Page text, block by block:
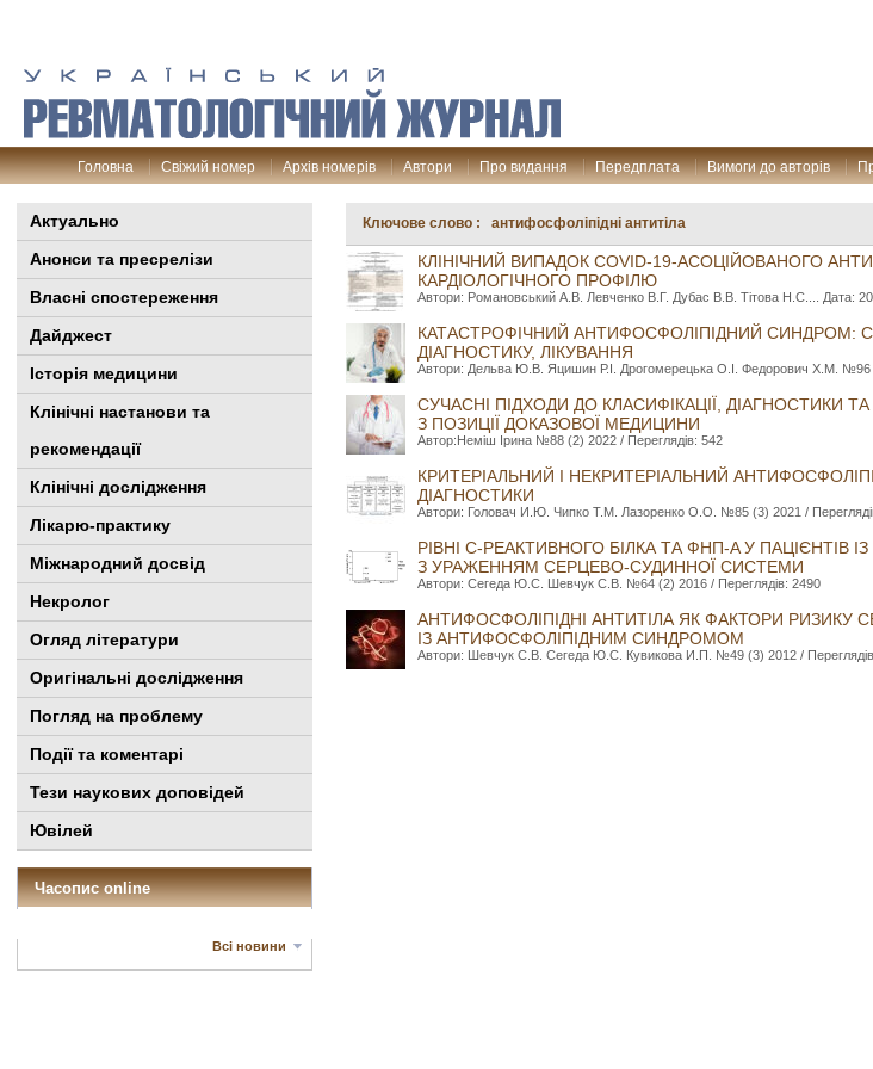
Головна Свіжий номер Архів номерів Автори Про видання Передплата Вимоги до авторів
Актуально
Анонси та пресрелізи
Власні спостереження
Дайджест
Історія медицини
Клінiчні настанови та
рекомендації
Клінічні дослідження
Лікарю-практику
Міжнародний досвід
Некролог
Огляд літератури
Оригінальні дослідження
Погляд на проблему
Події та коментарі
Тези наукових доповідей
Ювілей
Часопис online
Всі новини
Ключове слово : антифосфоліпідні антитіла
КЛІНІЧНИЙ ВИПАДОК COVID-19-АСОЦІЙОВАНОГО
КАРДІОЛОГІЧНОГО ПРОФІЛЮ
Автори: Романовський А.В. Левченко В.Г. Дубас В.В. Тітова Н.С.... Дата:
КАТАСТРОФІЧНИЙ АНТИФОСФОЛІПІДНИЙ СИНДРОМ:
ДІАГНОСТИКУ, ЛІКУВАННЯ
Автори: Дельва Ю.В. Яцишин Р.І. Дрогомерецька О.І. Федорович Х.М. №96
СУЧАСНІ ПІДХОДИ ДО КЛАСИФІКАЦІЇ, ДІАГНОСТИКИ
З ПОЗИЦІЇ ДОКАЗОВОЇ МЕДИЦИНИ
Автор:Неміш Ірина №88 (2) 2022 / Переглядів: 542
КРИТЕРІАЛЬНИЙ І НЕКРИТЕРІАЛЬНИЙ
ДІАГНОСТИКИ
Автори: Головач И.Ю. Чипко Т.М. Лазоренко О.О. №85 (3) 2021 /
РІВНІ С-РЕАКТИВНОГО БІЛКА ТА ФНП-Α У
З УРАЖЕННЯМ СЕРЦЕВО-СУДИННОЇ СИСТЕМИ
Автори: Сегеда Ю.С. Шевчук С.В. №64 (2) 2016 / Переглядів: 2490
АНТИФОСФОЛІПІДНІ АНТИТІЛА ЯК ФАКТОРИ РИЗИКУ
ІЗ АНТИФОСФОЛІПІДНИМ СИНДРОМОМ
Автори: Шевчук С.В. Сегеда Ю.С. Кувикова И.П. №49 (3) 2012 /